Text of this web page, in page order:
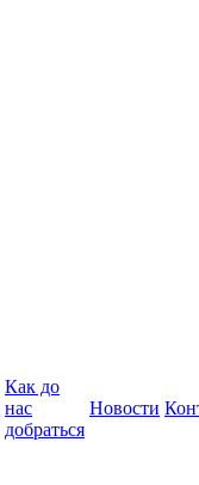
Как до
нас
добраться
Новости